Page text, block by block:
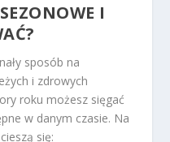
I
sposób na
i zdrowych
roku możesz sięgać
w danym czasie. Na
się: